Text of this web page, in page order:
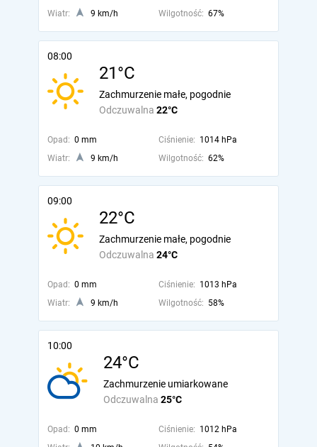
Wiatr: 9 km/h Wilgotność: 67%
08:00
21°C
Odczuwalna 22°C
Zachmurzenie małe, pogodnie
Opad: 0 mm Ciśnienie: 1014 hPa
Wiatr:
9 km/h Wilgotność: 62%
09:00
22°C
Odczuwalna 24°C
Zachmurzenie małe, pogodnie
Opad: 0 mm Ciśnienie: 1013 hPa
Wiatr:
9 km/h Wilgotność: 58%
10:00
24°C
Odczuwalna 25°C
Zachmurzenie umiarkowane
Opad: 0 mm Ciśnienie: 1012 hPa